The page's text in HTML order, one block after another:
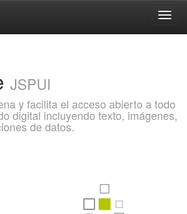
JSPUI
y facilita el acceso abierto a todo
digital incluyendo texto, imágenes,
de datos.